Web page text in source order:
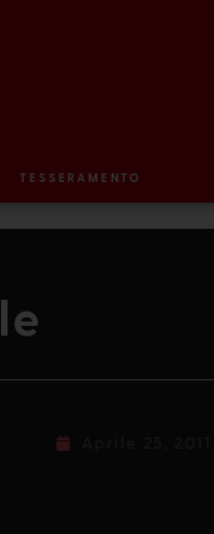
TESSERAMENTO